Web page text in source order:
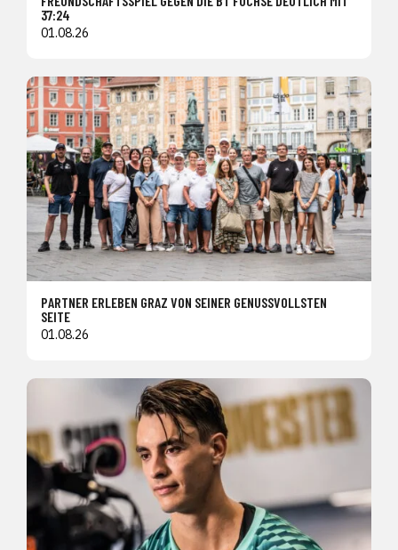
37:24
01.08.26
PARTNER ERLEBEN GRAZ VON SEINER GENUSSVOLLSTEN
SEITE
01.08.26